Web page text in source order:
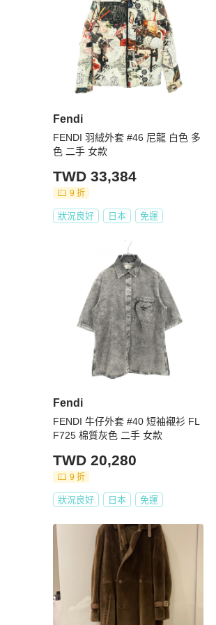
★日本 BrandOff 原廠直營的中文客戶
★ APP 版聊聊服務時間 : 周一到周
★ 本賣場所有商品資訊均為日本
★ PopChill依法開立商品全額電子發
★ 賣場商品只有一件，可能會有商
★ 日本 BrandOff 所有商品，均盡力
力保您收到的商品，跟網路上看到的
★ 收到貨後請務必開箱錄影，若不幸
爭議佐證開箱錄影紀錄與賣家協調退
★ 您一旦依照服務網頁所定方式、條
容、交易條件、退貨政策或限制
Fendi
FENDI 羽絨外套 #46 尼龍 白色 多
色 二手 女款
TWD 33,384
9 折
狀況良好 日本 免運
Fendi
FENDI 牛仔外套 #40 短袖襯衫 FL
F725 棉質灰色 二手 女款
TWD 20,280
9 折
狀況良好 日本 免運